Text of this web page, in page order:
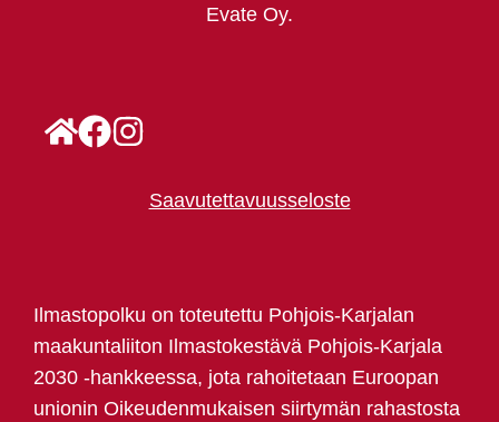
Evate Oy.
Saavutettavuusseloste
Ilmastopolku on toteutettu Pohjois-Karjalan
maakuntaliiton Ilmastokestävä Pohjois-Karjala
2030 -hankkeessa, jota rahoitetaan Euroopan
unionin Oikeudenmukaisen siirtymän rahastosta